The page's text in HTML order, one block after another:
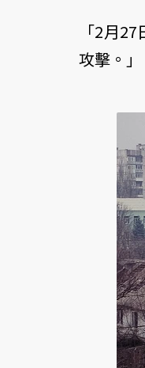
「2月
攻擊。」